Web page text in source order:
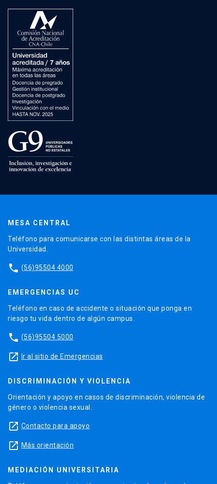
MESA CENTRAL
Teléfono para comunicarse con las distintas áreas de la
Universidad.
phone (56)95504 4000
EMERGENCIAS UC
Teléfono en caso de accidente o situación que ponga en
riesgo tu vida dentro de algún campus.
phone (56)95504 5000
launch Ir al sitio de Emergencias
DISCRIMINACIÓN Y VIOLENCIA
Orientación y apoyo en casos de discriminación, violencia de
género o violencia sexual.
launch Contacto para apoyo
launch Más orientación
MEDIACIÓN UNIVERSITARIA